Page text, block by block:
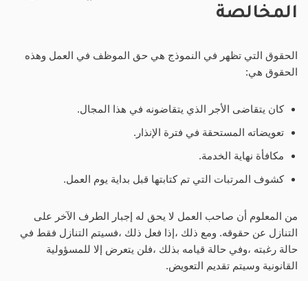
المخالصة
الحقوق التي تظهر في النموذج هي حق الموظف في العمل وهذه
الحقوق هي:
كان يتقاضى الأجر الذي يتقاضونه في هذا المجال.
تعويضاته المستحقة في فترة الإنذار.
مكافأة نهاية الخدمة.
كشوف المرتبات التي تم كتابتها قبل بداية يوم العمل.
من المعلوم أن صاحب العمل لا يحق له إجبار الطرف الآخر على
التنازل عن حقوقه. ومع ذلك ،إذا فعل ذلك ،فسيتم التنازل فقط في
حالة رغبته ،وفي حالة قيامه بذلك ،فلن يتعرض إلا للمسؤولية
القانونية وسيتم تقديم التعويض.